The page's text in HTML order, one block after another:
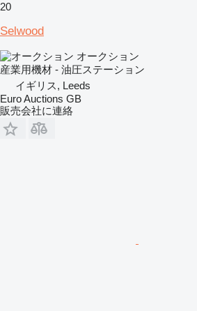
20
Selwood
オークション
産業用機材 - 油圧ステーション
イギリス, Leeds
Euro Auctions GB
販売会社に連絡